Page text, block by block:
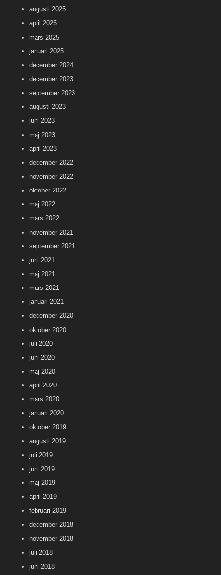
augusti 2025
april 2025
mars 2025
januari 2025
december 2024
december 2023
september 2023
augusti 2023
juni 2023
maj 2023
april 2023
december 2022
november 2022
oktober 2022
maj 2022
mars 2022
november 2021
september 2021
juni 2021
maj 2021
mars 2021
januari 2021
december 2020
oktober 2020
juli 2020
juni 2020
maj 2020
april 2020
mars 2020
januari 2020
oktober 2019
augusti 2019
juli 2019
juni 2019
maj 2019
april 2019
februari 2019
december 2018
november 2018
juli 2018
juni 2018